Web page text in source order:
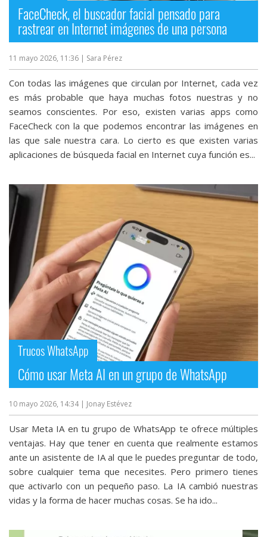
FaceCheck, el buscador facial pensado para
rastrear en Internet imágenes de una persona
11 mayo 2026, 11:36 | Sara Pérez
Con todas las imágenes que circulan por Internet, cada vez
es más probable que haya muchas fotos nuestras y no
seamos conscientes. Por eso, existen varias apps como
FaceCheck con la que podemos encontrar las imágenes en
las que sale nuestra cara. Lo cierto es que existen varias
aplicaciones de búsqueda facial en Internet cuya función es...
Trucos WhatsApp
Cómo usar Meta AI en un grupo de WhatsApp
10 mayo 2026, 14:34 | Jonay Estévez
Usar Meta IA en tu grupo de WhatsApp te ofrece múltiples
ventajas. Hay que tener en cuenta que realmente estamos
ante un asistente de IA al que le puedes preguntar de todo,
sobre cualquier tema que necesites. Pero primero tienes
que activarlo con un pequeño paso. La IA cambió nuestras
vidas y la forma de hacer muchas cosas‎. Se ha ido...